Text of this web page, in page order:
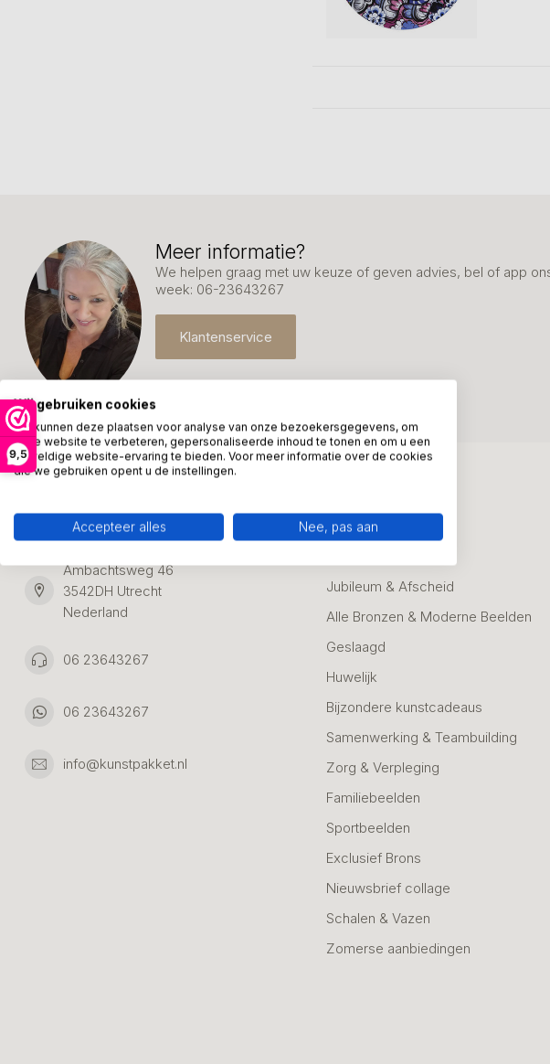
9,5
Meer informatie?
We helpen graag met uw keuze of geven advies, bel of app
week: 06-23643267
Klantenservice
Adresgegevens:
Ambachtsweg 46
3542DH Utrecht
Nederland
06 23643267
06 23643267
info@kunstpakket.nl
Zakelijke Cadeaus
Jubileum & Afscheid
Alle Bronzen & Moderne Beelden
Geslaagd
Huwelijk
Bijzondere kunstcadeaus
Samenwerking & Teambuilding
Zorg & Verpleging
Familiebeelden
Sportbeelden
Exclusief Brons
Nieuwsbrief collage
Schalen & Vazen
Zomerse aanbiedingen
Wij gebruiken cookies
We kunnen deze plaatsen voor analyse van onze bezoekersgegevens, om
onze website te verbeteren, gepersonaliseerde inhoud te tonen en om u een
geweldige website-ervaring te bieden. Voor meer informatie over de cookies
die we gebruiken opent u de instellingen.
Accepteer alles Nee, pas aan